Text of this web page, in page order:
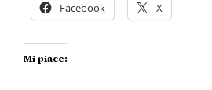
Facebook X
Mi piace: